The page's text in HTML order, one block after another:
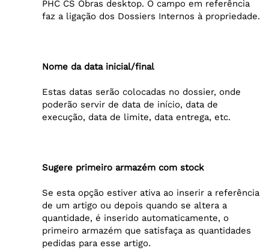
PHC CS Obras desktop. O campo em referência
faz a ligação dos Dossiers Internos à propriedade.
Nome da data inicial/final
Estas datas serão colocadas no dossier, onde
poderão servir de data de início, data de
execução, data de limite, data entrega, etc.
Sugere primeiro armazém com stock
Se esta opção estiver ativa ao inserir a referência
de um artigo ou depois quando se altera a
quantidade, é inserido automaticamente, o
primeiro armazém que satisfaça as quantidades
pedidas para esse artigo.